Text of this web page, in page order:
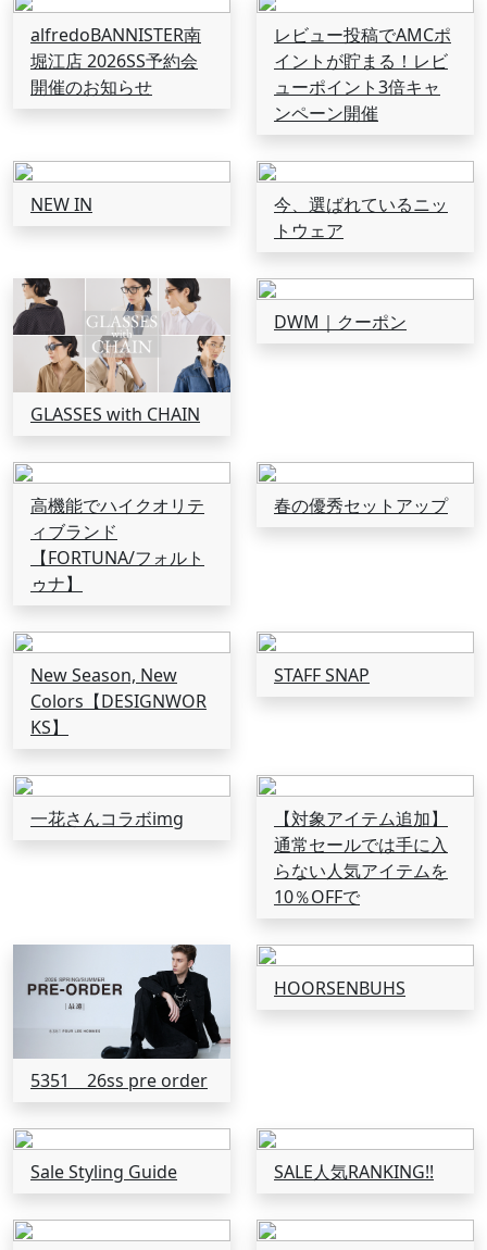
alfredoBANNISTER南
堀江店 2026SS予約会
開催のお知らせ
レビュー投稿でAMCポ
イントが貯まる！レビ
ューポイント3倍キャ
ンペーン開催
NEW IN
今、選ばれているニッ
トウェア
GLASSES with CHAIN
DWM｜クーポン
高機能でハイクオリテ
ィブランド
【FORTUNA/フォルト
ゥナ】
春の優秀セットアップ
New Season, New
Colors【DESIGNWOR
KS】
STAFF SNAP
一花さんコラボimg
【対象アイテム追加】
通常セールでは手に入
らない人気アイテムを
10％OFFで
5351 26ss pre order
HOORSENBUHS
Sale Styling Guide SALE人気RANKING!!